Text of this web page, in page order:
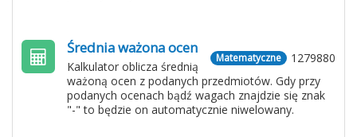
1279880
Matematyczne
Średnia ważona ocen
Kalkulator oblicza średnią
ważoną ocen z podanych przedmiotów. Gdy przy
podanych ocenach bądź wagach znajdzie się znak
"-" to będzie on automatycznie niwelowany.